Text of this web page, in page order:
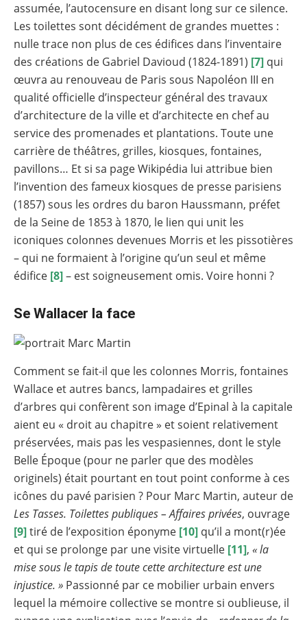
assumée, l’autocensure en disant long sur ce silence.
Les toilettes sont décidément de grandes muettes :
nulle trace non plus de ces édifices dans l’inventaire
des créations de Gabriel Davioud (1824-1891) [7] qui
œuvra au renouveau de Paris sous Napoléon III en
qualité officielle d’inspecteur général des travaux
d’architecture de la ville et d’architecte en chef au
service des promenades et plantations. Toute une
carrière de théâtres, grilles, kiosques, fontaines,
pavillons… Et si sa page Wikipédia lui attribue bien
l’invention des fameux kiosques de presse parisiens
(1857) sous les ordres du baron Haussmann, préfet
de la Seine de 1853 à 1870, le lien qui unit les
iconiques colonnes devenues Morris et les pissotières
– qui ne formaient à l’origine qu’un seul et même
édifice [8]– est soigneusement omis. Voire honni ?
Se Wallacer la face
Comment se fait-il que les colonnes Morris, fontaines
Wallace et autres bancs, lampadaires et grilles
d’arbres qui confèrent son image d’Epinal à la capitale
aient eu « droit au chapitre » et soient relativement
préservées, mais pas les vespasiennes, dont le style
Belle Époque (pour ne parler que des modèles
originels) était pourtant en tout point conforme à ces
icônes du pavé parisien ? Pour Marc Martin, auteur de
Les Tasses. Toilettes publiques – Affaires privées, ouvrage
[9]tiré de l’exposition éponyme [10] qu’il a mont(r)ée
et qui se prolonge par une visite virtuelle [11], « la
mise sous le tapis de toute cette architecture est une
injustice. » Passionné par ce mobilier urbain envers
lequel la mémoire collective se montre si oublieuse, il